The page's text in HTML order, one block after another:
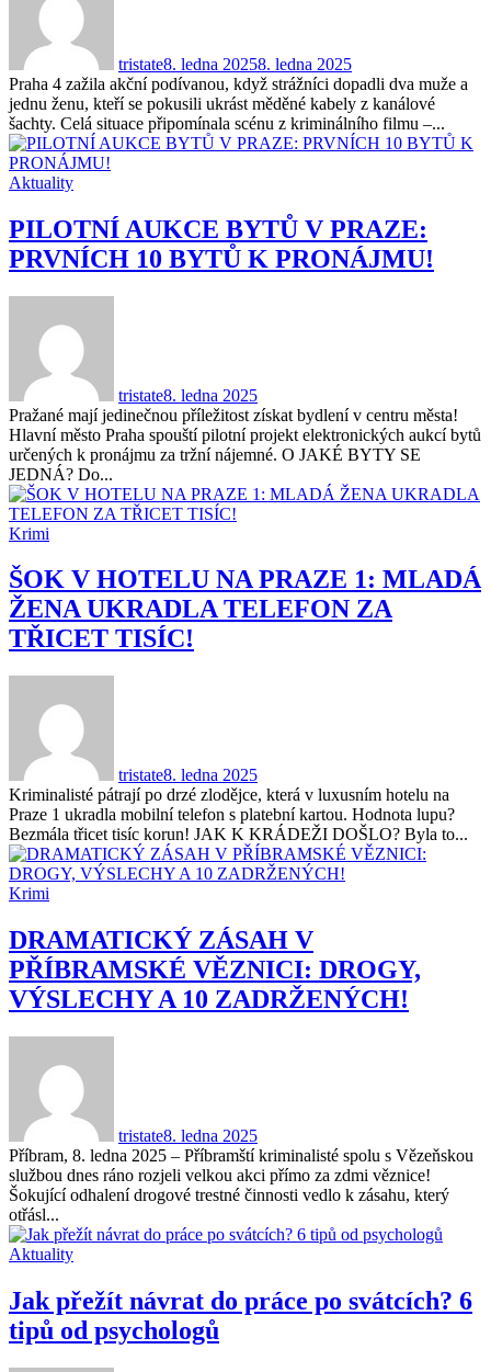
tristate8. ledna 20258. ledna 2025
Praha 4 zažila akční podívanou, když strážníci dopadli dva muže a
jednu ženu, kteří se pokusili ukrást měděné kabely z kanálové
šachty. Celá situace připomínala scénu z kriminálního filmu –...
Aktuality
PILOTNÍ AUKCE BYTŮ V PRAZE:
PRVNÍCH 10 BYTŮ K PRONÁJMU!
tristate8. ledna 2025
Pražané mají jedinečnou příležitost získat bydlení v centru města!
Hlavní město Praha spouští pilotní projekt elektronických aukcí bytů
určených k pronájmu za tržní nájemné. O JAKÉ BYTY SE
JEDNÁ? Do...
Krimi
ŠOK V HOTELU NA PRAZE 1: MLADÁ
ŽENA UKRADLA TELEFON ZA
TŘICET TISÍC!
tristate8. ledna 2025
Kriminalisté pátrají po drzé zlodějce, která v luxusním hotelu na
Praze 1 ukradla mobilní telefon s platební kartou. Hodnota lupu?
Bezmála třicet tisíc korun! JAK K KRÁDEŽI DOŠLO? Byla to...
Krimi
DRAMATICKÝ ZÁSAH V
PŘÍBRAMSKÉ VĚZNICI: DROGY,
VÝSLECHY A 10 ZADRŽENÝCH!
tristate8. ledna 2025
Příbram, 8. ledna 2025 – Příbramští kriminalisté spolu s Vězeňskou
službou dnes ráno rozjeli velkou akci přímo za zdmi věznice!
Šokující odhalení drogové trestné činnosti vedlo k zásahu, který
otřásl...
Aktuality
Jak přežít návrat do práce po svátcích? 6
tipů od psychologů